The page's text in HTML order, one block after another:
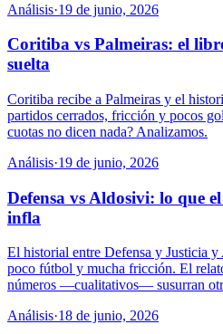
Análisis·19 de junio, 2026
Coritiba vs Palmeiras: el
suelta
Coritiba recibe a Palmeiras y el
partidos cerrados, fricción y pocos
cuotas no dicen nada? Analizamos.
Análisis·19 de junio, 2026
Defensa vs Aldosivi: lo que
infla
El historial entre Defensa y Justicia
poco fútbol y mucha fricción. El
números —cualitativos— susurran
Análisis·18 de junio, 2026